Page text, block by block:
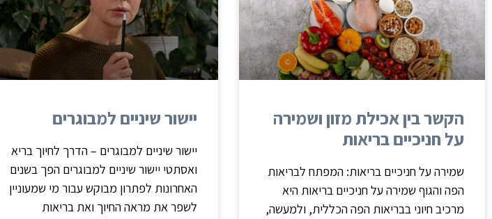
הקשר בין אכילת מזון ושמירה
על חניכיים בריאות
שמירה על חניכיים בריאות: המפתח לבריאות
הפה והגוף שמירה על חניכיים בריאות היא
מרכיב חיוני בבריאות הפה הכללית, ולמעשה,
יישור שיניים למבוגרים
יישור שיניים למבוגרים – הדרך לחיוך בריא
ואסתטי יישור שיניים למבוגרים הפך בשנים
האחרונות לפתרון מבוקש עבור מי שמעוניין
לשפר את מראה החיוך ואת בריאות